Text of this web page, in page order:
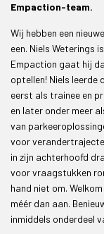
Empaction-team.
Wij hebben een
een. Niels Weterings
Empaction gaat hij
optellen! Niels leerde
eerst als trainee en
en later onder meer
van
voor
in zijn achterhoofd
voor vraagstukken
hand niet om.
méér dan aan.
inmiddels onderdeel